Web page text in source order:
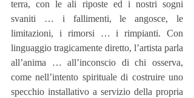
terra, con le ali riposte ed i nostri sogni
svaniti … i fallimenti, le angosce, le
limitazioni, i rimorsi … i rimpianti. Con
linguaggio tragicamente diretto, l’artista parla
all’anima … all’inconscio di chi osserva,
come nell’intento spirituale di costruire uno
specchio installativo a servizio della propria